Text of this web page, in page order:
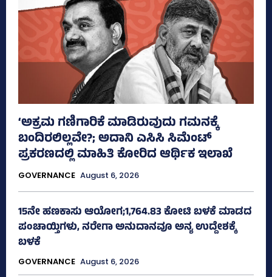
‘ಅಕ್ರಮ ಗಣಿಗಾರಿಕೆ ಮಾಡಿರುವುದು ಗಮನಕ್ಕೆ
ಬಂದಿರಲಿಲ್ಲವೇ?; ಅದಾನಿ ಎಸಿಸಿ ಸಿಮೆಂಟ್
ಪ್ರಕರಣದಲ್ಲಿ ಮಾಹಿತಿ ಕೋರಿದ ಆರ್ಥಿಕ ಇಲಾಖೆ
GOVERNANCE August 6, 2026
15ನೇ ಹಣಕಾಸು ಆಯೋಗ;1,764.83 ಕೋಟಿ ಬಳಕೆ ಮಾಡದ
ಪಂಚಾಯ್ತಿಗಳು, ನರೇಗಾ ಅನುದಾನವೂ ಅನ್ಯ ಉದ್ದೇಶಕ್ಕೆ
ಬಳಕೆ
GOVERNANCE August 6, 2026